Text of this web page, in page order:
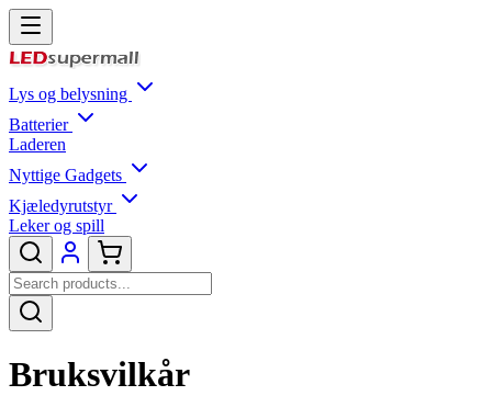
Lys og belysning
Batterier
Laderen
Nyttige Gadgets
Kjæledyrutstyr
Leker og spill
Bruksvilkår